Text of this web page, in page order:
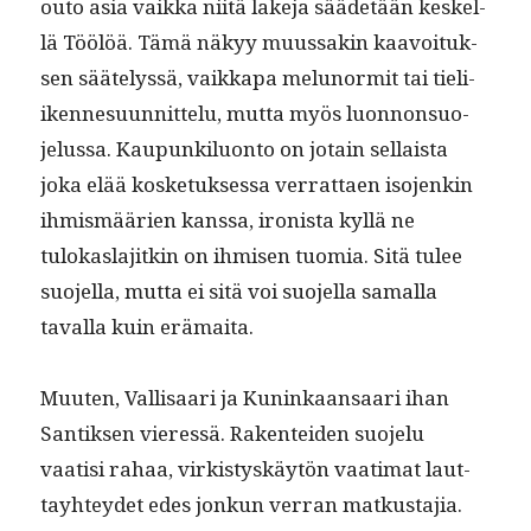
outo asia vaik­ka niitä lake­ja sääde­tään keskel­
lä Töölöä. Tämä näkyy muus­sakin kaavoituk­
sen säätelyssä, vaikka­pa melunor­mit tai tieli­
iken­nesu­un­nit­telu, mut­ta myös luon­non­suo­
jelus­sa. Kaupunkilu­on­to on jotain sel­l­aista
joka elää kos­ke­tuk­ses­sa ver­rat­taen iso­jenkin
ihmis­määrien kanssa, iro­nista kyl­lä ne
tulokasla­jitkin on ihmisen tuo­mia. Sitä tulee
suo­jel­la, mut­ta ei sitä voi suo­jel­la samal­la
taval­la kuin erämaita.
Muuten, Val­lisaari ja Kuninkaansaari ihan
San­tik­sen vier­essä. Rak­en­tei­den suo­jelu
vaatisi rahaa, virk­istyskäytön vaa­ti­mat laut­
tay­htey­det edes jonkun ver­ran matkus­ta­jia.